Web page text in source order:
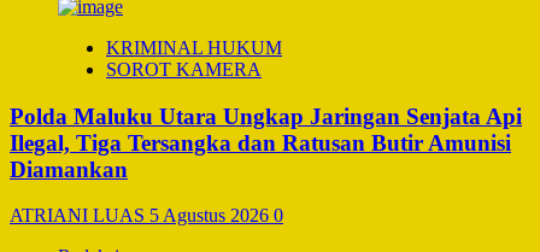
KRIMINAL HUKUM
SOROT KAMERA
Polda Maluku Utara Ungkap Jaringan Senjata Api
Ilegal, Tiga Tersangka dan Ratusan Butir Amunisi
Diamankan
ATRIANI LUAS 5 Agustus 2026 0